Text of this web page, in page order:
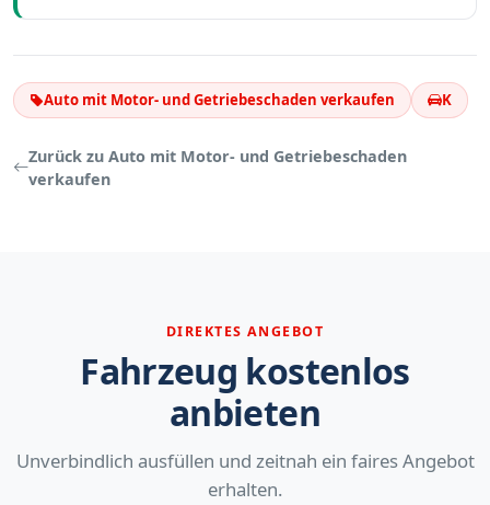
Auto mit Motor- und Getriebeschaden verkaufen K
Zurück zu Auto mit Motor- und Getriebeschaden
verkaufen
DIREKTES ANGEBOT
Fahrzeug kostenlos
anbieten
Unverbindlich ausfüllen und zeitnah ein faires Angebot
erhalten.